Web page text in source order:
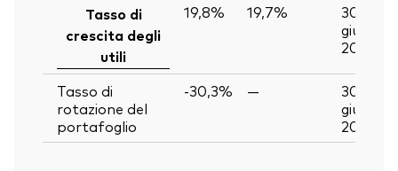
Tasso di
crescita degli
utili
19,8% 19,7%
30
giu
2026
Tasso di
rotazione del
portafoglio
-30,3% —
30
giu
2026